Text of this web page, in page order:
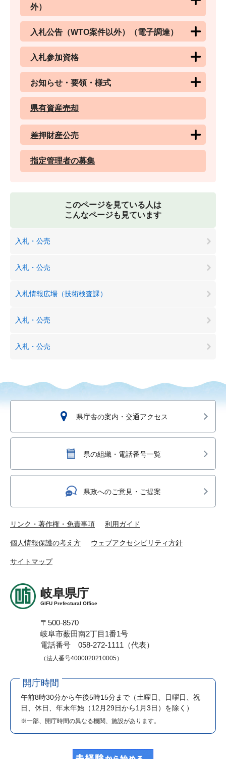
外）
入札公告（WTO案件以外）（電子調達）
入札参加資格
お知らせ・要領・様式
県有資産売却
差押財産公売
指定管理者の募集
このページを見ている人は
こんなページも見ています
入札・公売
入札・公売
入札情報広場（技術検査課）
入札・公売
入札・公売
県庁舎の案内・交通アクセス
県の組織・電話番号一覧
県政へのご意見・ご提案
リンク・著作権・免責事項 利用ガイド
個人情報保護の考え方 ウェブアクセシビリティ方針
サイトマップ
岐阜県庁
GIFU Prefectural Office
〒500-8570
岐阜市薮田南2丁目1番1号
電話番号 058-272-1111（代表）
（法人番号4000020210005）
開庁時間
午前8時30分から午後5時15分まで （土曜日、日曜日、祝
日、休日、年末年始（12月29日から1月3日）を除く）
※一部、開庁時間の異なる機関、施設があります。